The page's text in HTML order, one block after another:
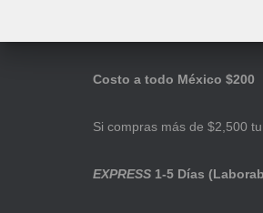
Costo a todo México $200
Si compras más de $2,500
EXPRESS 1-5 Días